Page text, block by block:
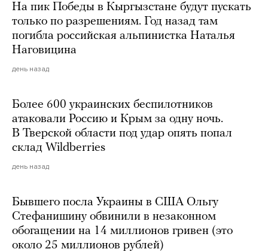
На пик Победы в Кыргызстане будут пускать
только по разрешениям. Год назад там
погибла российская альпинистка Наталья
Наговицина
день назад
Более 600 украинских беспилотников
атаковали Россию и Крым за одну ночь.
В Тверской области под удар опять попал
склад Wildberries
день назад
Бывшего посла Украины в США Ольгу
Стефанишину обвинили в незаконном
обогащении на 14 миллионов гривен (это
около 25 миллионов рублей)